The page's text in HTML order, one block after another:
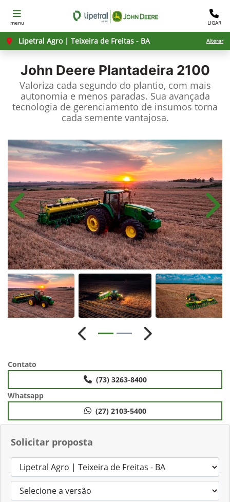
menu LIGAR
Lipetral Agro | Teixeira de Freitas - BA Alterar
John Deere Plantadeira 2100
Valoriza cada segundo do plantio, com mais
autonomia e menos paradas. Sua avançada
tecnologia de gerenciamento de insumos torna
cada semente vantajosa.
Solicitar proposta
Anterior
Anterior Próximo
Contato
(73) 3263-8400
Whatsapp
(27) 2103-5400